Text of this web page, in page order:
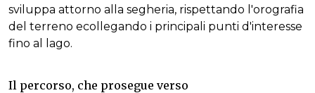
sviluppa attorno alla segheria, rispettando l'orografia
del terreno ecollegando i principali punti d'interesse
fino al lago.
Il percorso, che prosegue verso